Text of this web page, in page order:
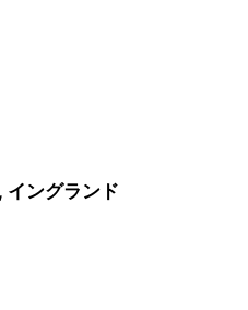
イングランド